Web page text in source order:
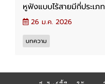
หูฟังแบบไร้สายมีกี่ประเภ
26 ม.ค. 2026
บทความ